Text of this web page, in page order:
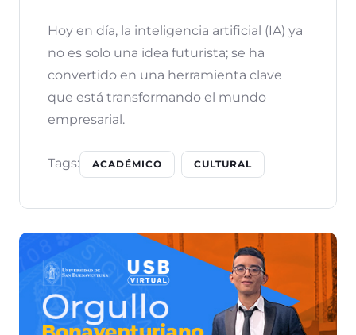
Hoy en día, la inteligencia artificial (IA) ya
no es solo una idea futurista; se ha
convertido en una herramienta clave
que está transformando el mundo
empresarial.
Tags: ACADÉMICO CULTURAL